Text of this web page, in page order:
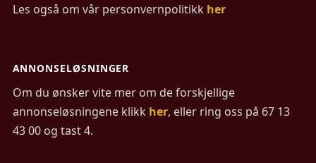
Les også om vår personvernpolitikk her
ANNONSELØSNINGER
Om du ønsker vite mer om de forskjellige
annonseløsningene klikk her, eller ring oss på 67 13
43 00 og tast 4.